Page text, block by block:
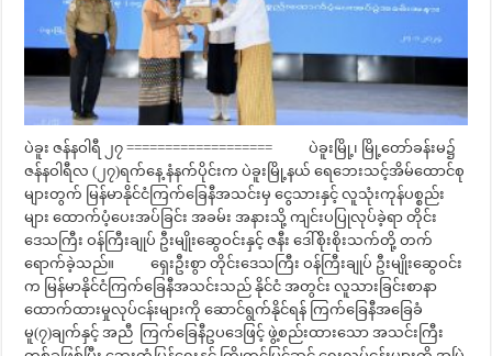
ပဲခူး ဇန်နဝါရီ ၂၇ =================== ပဲခူးမြို့၊ မြို့တော်ခန်းမ၌
ဇန်နဝါရီလ (၂၇)ရက်နေ့ နံနက်ပိုင်းက ပဲခူးမြို့နယ် ရေဘေးသင့်အိမ်ထောင်စု
များတွက် မြန်မာနိုင်ငံကြက်ခြေနီအသင်းမှ ငွေသားနှင့် လူသုံးကုန်ပစ္စည်း
များ ထောက်ပံ့ပေးအပ်ခြင်း အခမ်း အနားသို့ ကျင်းပပြုလုပ်ခဲ့ရာ တိုင်း
ဒေသကြီး ဝန်ကြီးချုပ် ဦးမျိုးဆွေဝင်းနှင့် ဇနီး ဒေါ်စိုးစိုးသက်တို့ တက်
ရောက်ခဲ့သည်။ ရှေးဦးစွာ တိုင်းဒေသကြီး ဝန်ကြီးချုပ် ဦးမျိုးဆွေဝင်း
က မြန်မာနိုင်ငံကြက်ခြေနီအသင်းသည် နိုင်ငံ အတွင်း လူသားခြင်းစာနာ
ထောက်ထားမှုလုပ်ငန်းများကို ဆောင်ရွက်နိုင်ရန် ကြက်ခြေနီအခြေခံ
မူ(၇)ချက်နှင့် အညီ ကြက်ခြေနီဥပဒေဖြင့် ဖွဲ့စည်းထားသော အသင်းကြီး